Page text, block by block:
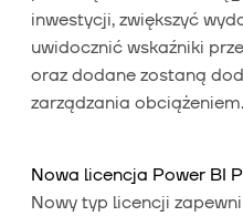
inwestycji, zwiększyć
uwidocznić wskaźniki
oraz dodane zostaną
zarządzania obciążeniem.
Nowa licencja Power BI
Nowy typ licencji